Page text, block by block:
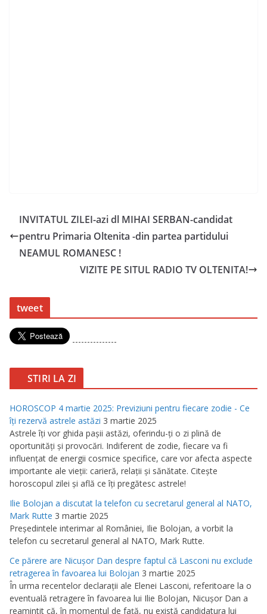
INVITATUL ZILEI-azi dl MIHAI SERBAN-candidat
pentru Primaria Oltenita -din partea partidului
NEAMUL ROMANESC !
VIZITE PE SITUL RADIO TV OLTENITA!
tweet
---------------
STIRI LA ZI
HOROSCOP 4 martie 2025: Previziuni pentru fiecare zodie - Ce
îţi rezervă astrele astăzi 3 martie 2025
Astrele îţi vor ghida paşii astăzi, oferindu-ţi o zi plină de
oportunităţi şi provocări. Indiferent de zodie, fiecare va fi
influenţat de energii cosmice specifice, care vor afecta aspecte
importante ale vieţii: carieră, relaţii şi sănătate. Citeşte
horoscopul zilei şi află ce îţi pregătesc astrele!
Ilie Bolojan a discutat la telefon cu secretarul general al NATO,
Mark Rutte 3 martie 2025
Preşedintele interimar al României, Ilie Bolojan, a vorbit la
telefon cu secretarul general al NATO, Mark Rutte.
Ce părere are Nicuşor Dan despre faptul că Lasconi nu exclude
retragerea în favoarea lui Bolojan 3 martie 2025
În urma recentelor declaraţii ale Elenei Lasconi, referitoare la o
eventuală retragere în favoarea lui Ilie Bolojan, Nicuşor Dan a
reamintit că, în momentul de faţă, nu există candidatura lui